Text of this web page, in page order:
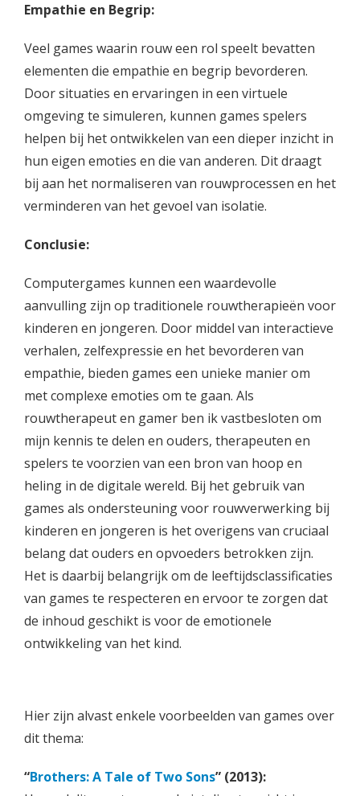
Empathie en Begrip:
Veel games waarin rouw een rol speelt bevatten
elementen die empathie en begrip bevorderen.
Door situaties en ervaringen in een virtuele
omgeving te simuleren, kunnen games spelers
helpen bij het ontwikkelen van een dieper inzicht in
hun eigen emoties en die van anderen. Dit draagt
bij aan het normaliseren van rouwprocessen en het
verminderen van het gevoel van isolatie.
Conclusie:
Computergames kunnen een waardevolle
aanvulling zijn op traditionele rouwtherapieën voor
kinderen en jongeren. Door middel van interactieve
verhalen, zelfexpressie en het bevorderen van
empathie, bieden games een unieke manier om
met complexe emoties om te gaan. Als
rouwtherapeut en gamer ben ik vastbesloten om
mijn kennis te delen en ouders, therapeuten en
spelers te voorzien van een bron van hoop en
heling in de digitale wereld. Bij het gebruik van
games als ondersteuning voor rouwverwerking bij
kinderen en jongeren is het overigens van cruciaal
belang dat ouders en opvoeders betrokken zijn.
Het is daarbij belangrijk om de leeftijdsclassificaties
van games te respecteren en ervoor te zorgen dat
de inhoud geschikt is voor de emotionele
ontwikkeling van het kind.
Hier zijn alvast enkele voorbeelden van games over
dit thema:
“Brothers: A Tale of Two Sons” (2013):